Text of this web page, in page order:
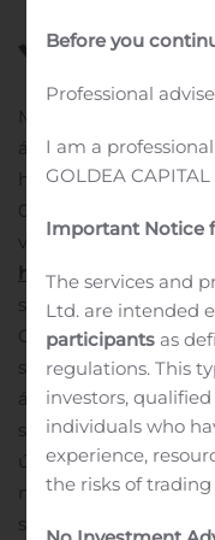
Meðfylgjandi er
ársfjórðungs, þ.e.
haldin verður rafrænt
08:30 í dag, þann 30.
varpað í gegnum
https://
sem Finnur
Gunnarsdóttir,
samstæðu, munu
ásamt því að svara
spurningum sem
útsendingu stendur á
netfangið
svarað eins og kostur
Before you
Professional
I am a
GOLDEA
Important Notice
The services and
Ltd. are intended
participants as
regulations. This
investors,
individuals who
experience,
the risks of